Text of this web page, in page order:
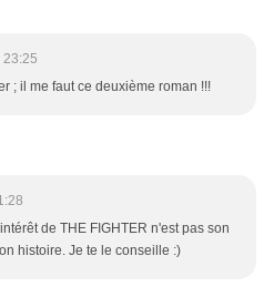
23:25
; il me faut ce deuxième roman !!!
de THE FIGHTER n'est pas son
histoire. Je te le conseille :)